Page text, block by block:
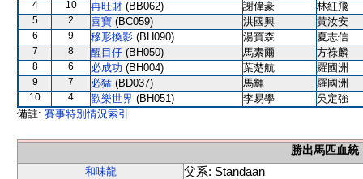
4 10 再旺財 (BB062) 謝偉豪 林紅飛
5 2 喜寶 (BC059) 洪國興 黃汝安
6 9 移形換影 (BH090) 湯寶森 夏志信
7 8 醒目仔 (BH050) 馬素爾 方祿麟
8 6 必成功 (BH004) 葉楚航 羅國洲
9 7 必猛 (BD037) 馬輝 羅國洲
10 4 歡樂世界 (BH051) 李易學
吳定強
備註: 賽事特別情況索引
勝出馬匹血統
和味龍
父系: Standaan